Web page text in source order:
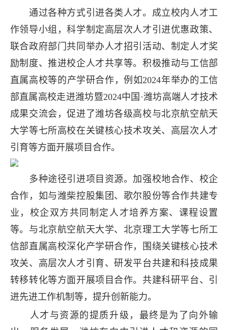
通过各种方式引进各类人才。成立校内人才工
作领导小组，科学制定高层次人才引进优惠政策、
联合政府部门共同举办人才招引活动、制定人才奖
励制度、推进校企人才共享等。积极推动与工信部
直属高校等的产学研合作，例如2024年举办的工信
部直属高校走进潍坊暨2024中国·潍坊高端人才技术
成果交流会，促进了潍坊各级高校与北京航空航天
大学等七所高校在关键核心技术攻关、高层次人才
引育等方面开展项目合作。
多种途径引进项目资源。加强校地合作、校企
合作，如与潍柴控股集团、歌尔股份等合作共建专
业，校企双方共同制定人才培养方案、课程设置
等。与北京航空航天大学、北京理工大学等七所工
信部直属高校深化产学研合作，围绕关键核心技术
攻关、高层次人才引育、研发平台共建和科技成果
转移转化等方面开展项目合作。共建科研平台、引
进先进工作机制等，提升创新能力。
人才与资源的提质升级，最终是为了向外输